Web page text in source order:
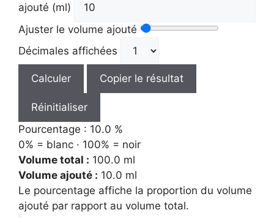
ajouté (ml)
Ajuster le volume ajouté
Décimales affichées
Calculer Copier le résultat
Réinitialiser
Pourcentage : 10.0 %
0% = blanc · 100% = noir
Volume total : 100.0 ml
Volume ajouté : 10.0 ml
Le pourcentage affiche la proportion du volume
ajouté par rapport au volume total.